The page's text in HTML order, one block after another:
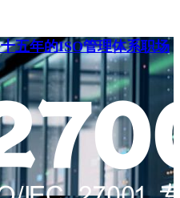
五年的ISO管理体系职场